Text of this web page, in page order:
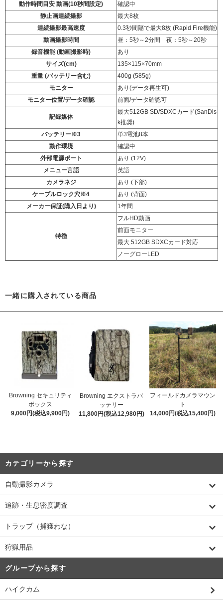
動作時間目安 動画(10秒間設定)
確認中
静止画連続撮影
最大8枚
連続撮影最高速度
0.3秒間隔で最大8枚 (Rapid Fire機能)
動画撮影時間
昼：5秒～2分間 夜：5秒～20秒
録音機能 (動画撮影時)
あり
サイズ(cm)
135×115×70mm
重量 (バッテリー含む)
400g (585g)
モニター
あり(データ再生可)
モニター位置/データ確認
前面/データ確認可
記録媒体
最大512GB SD/SDXCカード(SanDis
k推奨)
バッテリー※3
単3電池8本
動作環境
確認中
外部電源ポート
あり (12V)
メニュー言語
英語
カメラネジ
あり (下部)
ケーブルロック穴※4
あり (背面)
メーカー保証(購入日より)
1年間
特徴
フルHD動画
前面モニター
最大 512GB SDXCカード対応
ノーグローLED
一緒に購入されている商品
Browning セキュリティ
ボックス
9,000円(税込9,900円)
Browning エクストラバ
ッテリー
11,800円(税込12,980円)
フィールドカメラマウン
ト
14,000円(税込15,400円)
カテゴリーから探す
自動撮影カメラ
追跡・生息密度調査
トラップ（捕獲わな）
狩猟用品
グループから探す
ハイクカム